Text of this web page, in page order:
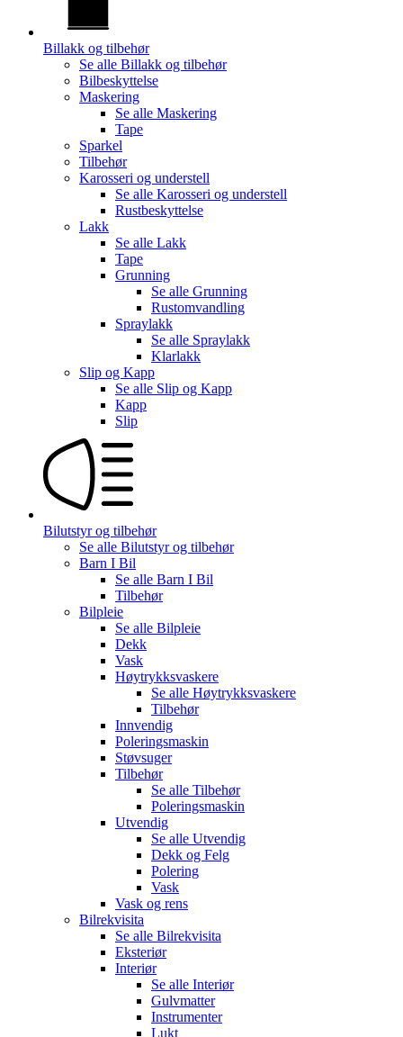
Billakk og tilbehør
Se alle Billakk og tilbehør
Bilbeskyttelse
Maskering
Se alle Maskering
Tape
Sparkel
Tilbehør
Karosseri og understell
Se alle Karosseri og understell
Rustbeskyttelse
Lakk
Se alle Lakk
Tape
Grunning
Se alle Grunning
Rustomvandling
Spraylakk
Se alle Spraylakk
Klarlakk
Slip og Kapp
Se alle Slip og Kapp
Kapp
Slip
Bilutstyr og tilbehør
Se alle Bilutstyr og tilbehør
Barn I Bil
Se alle Barn I Bil
Tilbehør
Bilpleie
Se alle Bilpleie
Dekk
Vask
Høytrykksvaskere
Se alle Høytrykksvaskere
Tilbehør
Innvendig
Poleringsmaskin
Støvsuger
Tilbehør
Se alle Tilbehør
Poleringsmaskin
Utvendig
Se alle Utvendig
Dekk og Felg
Polering
Vask
Vask og rens
Bilrekvisita
Se alle Bilrekvisita
Eksteriør
Interiør
Se alle Interiør
Gulvmatter
Instrumenter
Lukt